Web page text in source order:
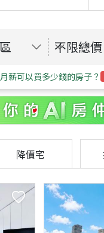
不限總價
薪可以買多少錢的房子？
降價宅